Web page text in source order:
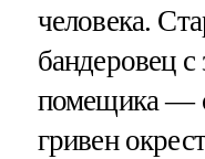
человека.
бандеровец
помещика —
гривен